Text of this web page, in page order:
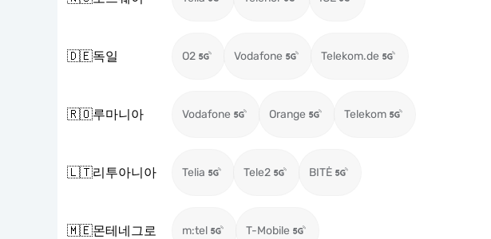
🇩🇪독일 O2 Vodafone Telekom.de
🇷🇴루마니아 Vodafone Orange Telekom
🇱🇹리투아니아 Telia Tele2 BITĖ
🇲🇪몬테네그로 m:tel T-Mobile